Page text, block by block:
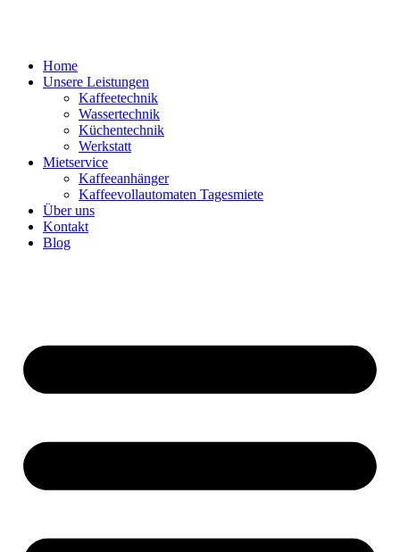
Home
Unsere Leistungen
Kaffeetechnik
Wassertechnik
Küchentechnik
Werkstatt
Mietservice
Kaffeeanhänger
Kaffeevollautomaten Tagesmiete
Über uns
Kontakt
Blog